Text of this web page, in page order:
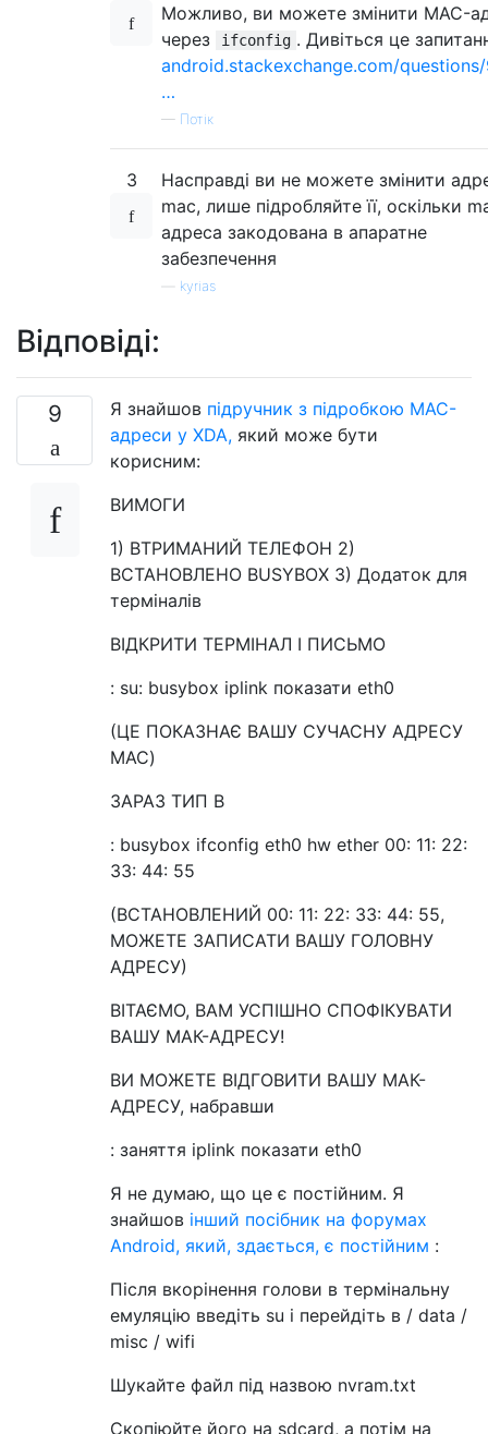
Можливо, ви можете змінити MAC-
через
ifconfig . Дивіться це
android.stackexchange.com/
…
— Потік
3
Насправді ви не можете змінити
mac, лише підробляйте її, оскільки
адреса закодована в апаратне
забезпечення
kyrias
Відповіді:
9 Я знайшов підручник з підробкою MAC-
адреси у XDA, який може бути
корисним:
ВИМОГИ
1) ВТРИМАНИЙ ТЕЛЕФОН 2)
ВСТАНОВЛЕНО BUSYBOX 3) Додаток для
терміналів
ВІДКРИТИ ТЕРМІНАЛ І ПИСЬМО
: su: busybox iplink показати eth0
(ЦЕ ПОКАЗНАЄ ВАШУ СУЧАСНУ АДРЕСУ
MAC)
ЗАРАЗ ТИП В
: busybox ifconfig eth0 hw ether 00: 11: 22:
33: 44: 55
(ВСТАНОВЛЕНИЙ 00: 11: 22: 33: 44: 55,
МОЖЕТЕ ЗАПИСАТИ ВАШУ ГОЛОВНУ
АДРЕСУ)
ВІТАЄМО, ВАМ УСПІШНО СПОФІКУВАТИ
ВАШУ МАК-АДРЕСУ!
ВИ МОЖЕТЕ ВІДГОВИТИ ВАШУ МАК-
АДРЕСУ, набравши
: заняття iplink показати eth0
Я не думаю, що це є постійним. Я
знайшов інший посібник на форумах
Android, який, здається, є постійним :
Після вкорінення голови в термінальну
емуляцію введіть su і перейдіть в / data /
misc / wifi
Шукайте файл під назвою nvram.txt
Скопіюйте його на sdcard, а потім на